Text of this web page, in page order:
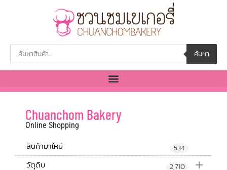
ค้นหา
Chuanchom Bakery
Online Shopping
สินค้ามาใหม่ 534
+
วัตุดิบ 2,710